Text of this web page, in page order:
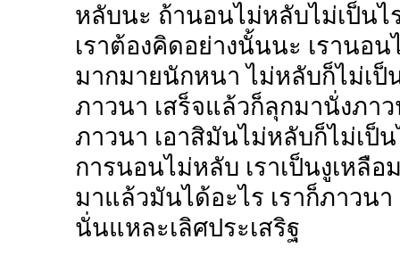
หลับนะ ถ้านอนไม่หลับไม่เป็น
เราต้องคิดอย่างนั้นนะ เรานอ
มากมายนักหนา ไม่หลับก็ไม่เป็
ภาวนา เสร็จแล้วก็ลุกมานั่งภา
ภาวนา เอาสิมันไม่หลับก็ไม่เป็
การนอนไม่หลับ เราเป็นงูเหลื
มาแล้วมันได้อะไร เราก็ภาวน
นั่นแหละเลิศประเสริฐ